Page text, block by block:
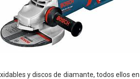
y discos de diamante, todos ellos en